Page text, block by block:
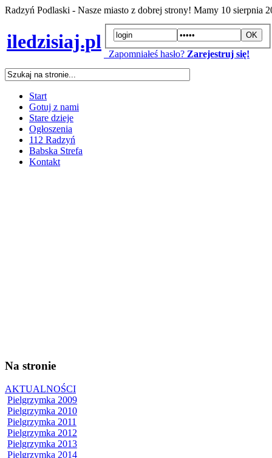
Radzyń Podlaski - Nasze miasto z dobrej strony! Mamy 10 sierpnia
iledzisiaj.pl
Zapomniałeś hasło? Zarejestruj się!
Start
Gotuj z nami
Stare dzieje
Ogłoszenia
112 Radzyń
Babska Strefa
Kontakt
Na stronie
AKTUALNOŚCI
Pielgrzymka 2009
Pielgrzymka 2010
Pielgrzymka 2011
Pielgrzymka 2012
Pielgrzymka 2013
Pielgrzymka 2014